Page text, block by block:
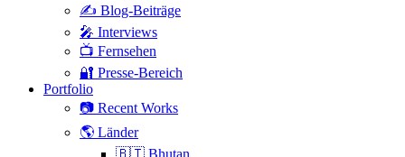
✍️ Blog-Beiträge
🎤 Interviews
📺 Fernsehen
🔐 Presse-Bereich
Portfolio
📷 Recent Works
🌎 Länder
🇧🇹 Bhutan